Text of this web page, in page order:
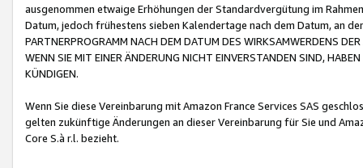
ausgenommen etwaige Erhöhungen der Standardvergütung im
Datum, jedoch frühestens sieben Kalendertage nach dem Datum, an
PARTNERPROGRAMM NACH DEM DATUM DES WIRKSAMWERDENS
WENN SIE MIT EINER ÄNDERUNG NICHT EINVERSTANDEN SIND,
KÜNDIGEN.
Wenn Sie diese Vereinbarung mit Amazon France Services SAS
gelten zukünftige Änderungen an dieser Vereinbarung für Sie und
Core S.à r.l. bezieht.